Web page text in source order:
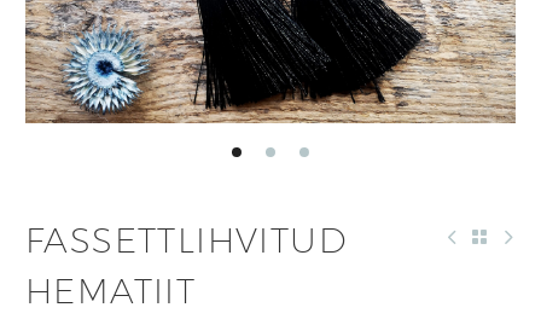
FASSETTLIHVITUD
HEMATIIT